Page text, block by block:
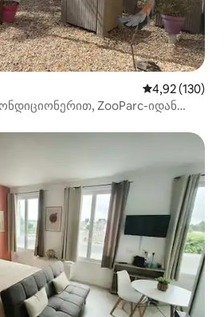
საშუალო
4,92 (130)
ZooParc-იდან